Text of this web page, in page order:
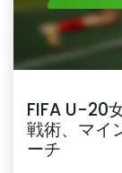
FIFA U-20
戦術、マイ
ーチ